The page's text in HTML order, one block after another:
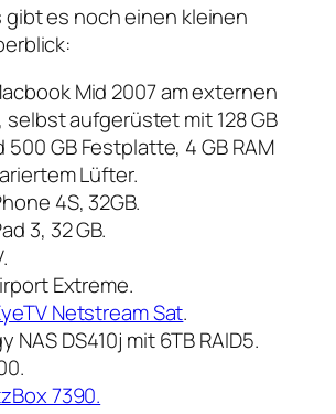
gibt es noch einen kleinen
Mid 2007 am externen
selbst aufgerüstet mit 128 GB
500 GB Festplatte, 4 GB RAM
Lüfter.
4S, 32GB.
3, 32 GB.
Extreme.
Netstream Sat.
NAS DS410j mit 6TB RAID5.
7390.